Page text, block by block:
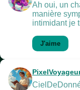
Ah oui, un
manière
intimidant je
J'aime